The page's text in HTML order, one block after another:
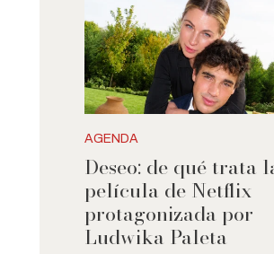
AGENDA
Deseo: de qué trata
película de Netflix
protagonizada por
Ludwika Paleta